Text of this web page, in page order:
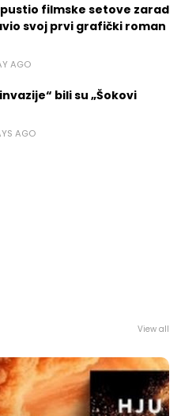
filmske setove zarad
svoj prvi grafički roman
AGO
bili su „Šokovi
AGO
View all